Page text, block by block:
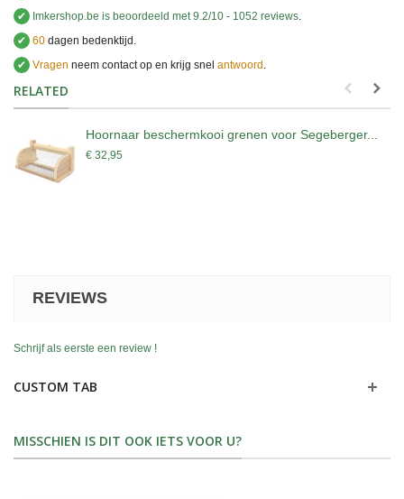
✔
Imkershop.be is beoordeeld met9.2/10 - 1052 reviews.
✔ 60 dagen bedenktijd.
✔ Vragen neem contact op en krijg snel antwoord .
RELATED
Hoornaar beschermkooi grenen voor Segeberger...
€ 32,95
REVIEWS
Schrijf als eerste een review !
CUSTOM TAB
MISSCHIEN IS DIT OOK IETS VOOR U?